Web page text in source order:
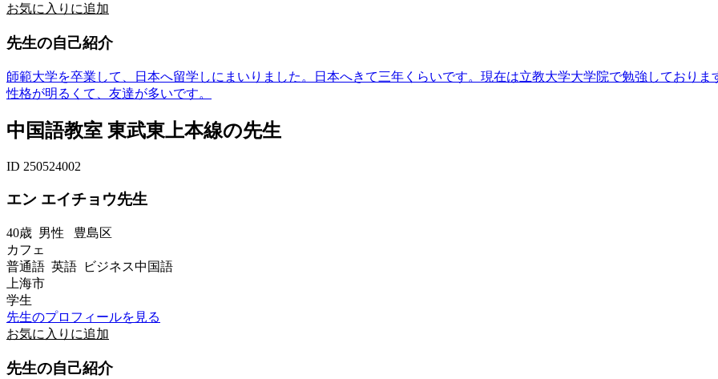
お気に入りに追加
先生の自己紹介
師範大学を卒業して、日本へ留学しにまいりました。日本へきて三年くらいです。現在は立教大学大学院で勉強しておりま
性格が明るくて、友達が多いです。
中国語教室 東武東上本線の先生
ID 250524002
エン エイチョウ先生
40歳 男性 豊島区
カフェ
普通語 英語 ビジネス中国語
上海市
学生
先生のプロフィールを見る
お気に入りに追加
先生の自己紹介